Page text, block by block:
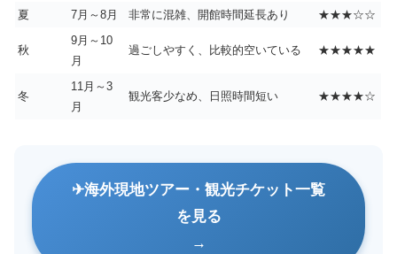
夏
7月～8月 非常に混雑、開館時間延長あり ★★★☆☆
秋
9月～10
月
過ごしやすく、比較的空いている ★★★★★
冬
11月～3
月
観光客少なめ、日照時間短い ★★★★☆
海外現地ツアー・観光チケット一覧
を見る